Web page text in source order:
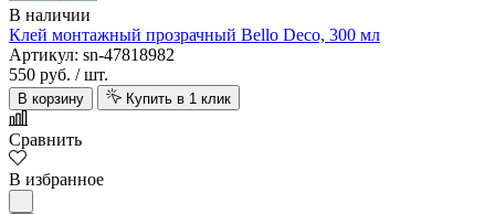
В наличии
Клей монтажный прозрачный Bello Deco, 300 мл
Артикул: sn-47818982
550 руб. / шт.
В корзину Купить в 1 клик
Сравнить
В избранное